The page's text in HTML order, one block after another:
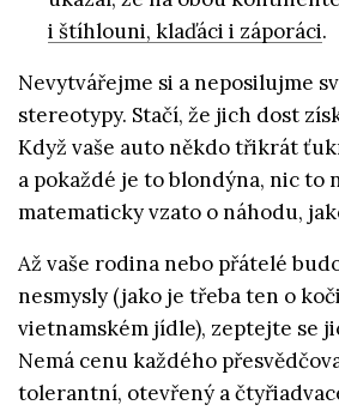
i štíhlouni, klaďáci i záporáci.
Nevytvářejme si a neposilujme
stereotypy. Stačí, že jich dost
Když vaše auto někdo třikrát
a pokaždé je to blondýna, nic to
matematicky vzato o náhodu,
Až vaše rodina nebo přátelé
nesmysly (jako je třeba ten o
vietnamském jídle), zeptejte se
Nemá cenu každého
tolerantní, otevřený a